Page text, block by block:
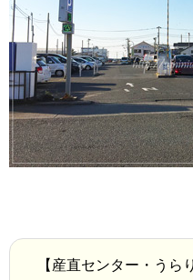
【産直センター・うら